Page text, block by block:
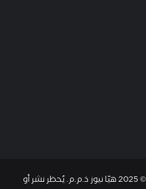
جميع حقوق النشر محفوظة © 2025 هيّا نيوز ذ.م.م. يُحظر نشر أو